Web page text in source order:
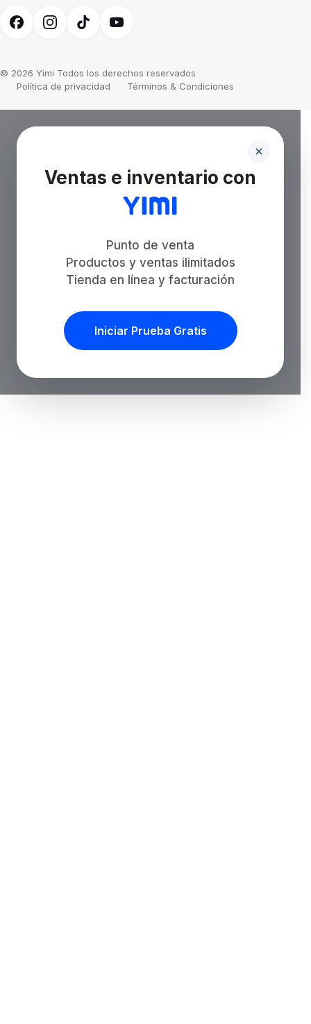
© 2026 Yimi Todos los derechos reservados
Política de privacidad
Términos & Condiciones
Ventas e inventario con
Punto de venta
Productos y ventas ilimitados
Tienda en línea y facturación
Iniciar Prueba Gratis